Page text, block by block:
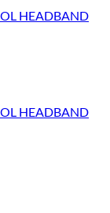
HEADBAND
HEADBAND